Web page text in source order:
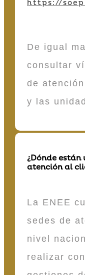
https://
De igual
consultar
de
y las
¿Dónde están
atención al
La ENEE
sedes de
nivel
realizar